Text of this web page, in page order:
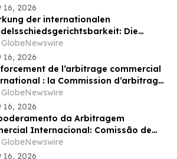
16, 2026
der internationalen
Die
von
ruft weltweit zur Bewerbung
Schiedsrichtergremium auf
GlobeNewswire
16, 2026
de l’arbitrage commercial
: la Commission d’arbitrage
lance un appel à
international pour son
d’arbitres
GlobeNewswire
16, 2026
da Arbitragem
Internacional: Comissão de
de Guangzhou Abre
Globais para Painel de
GlobeNewswire
16, 2026